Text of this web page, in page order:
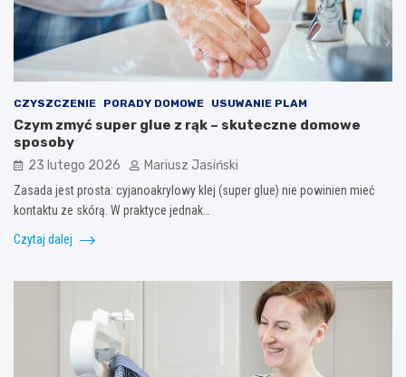
CZYSZCZENIE PORADY DOMOWE USUWANIE PLAM
Czym zmyć super glue z rąk – skuteczne domowe
sposoby
23 lutego 2026 Mariusz Jasiński
Zasada jest prosta: cyjanoakrylowy klej (super glue) nie powinien mieć
kontaktu ze skórą. W praktyce jednak…
Czytaj dalej